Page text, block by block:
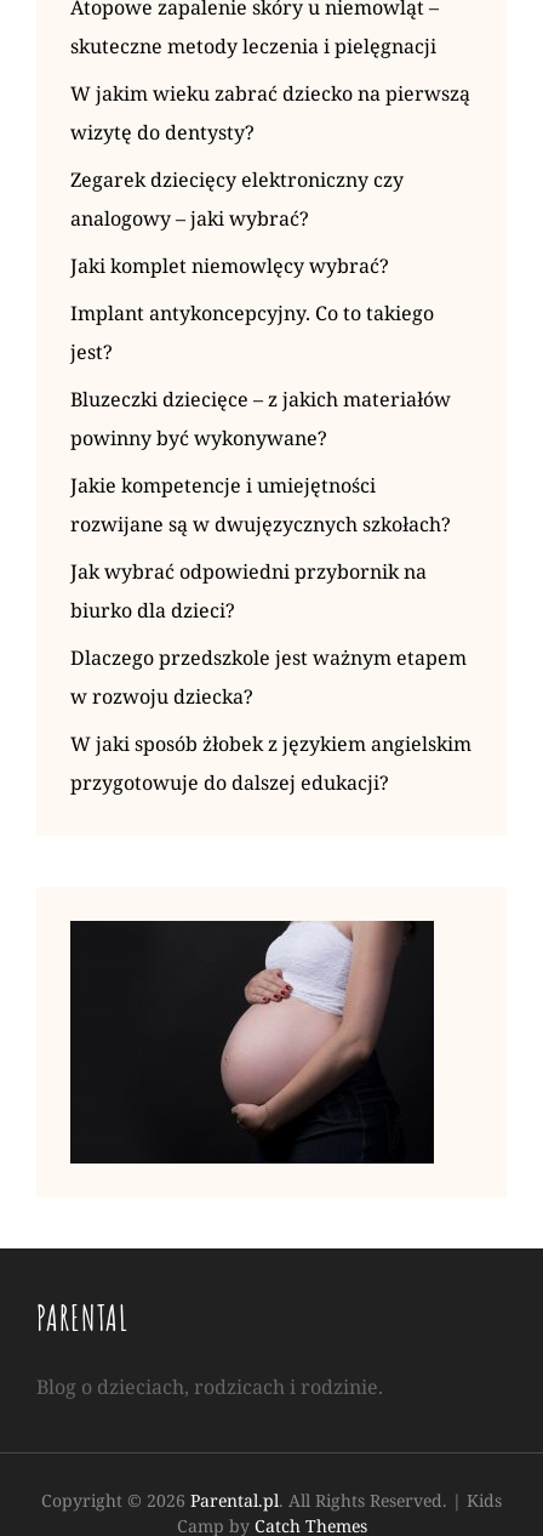
Atopowe zapalenie skóry u niemowląt –
skuteczne metody leczenia i pielęgnacji
W jakim wieku zabrać dziecko na pierwszą
wizytę do dentysty?
Zegarek dziecięcy elektroniczny czy
analogowy – jaki wybrać?
Jaki komplet niemowlęcy wybrać?
Implant antykoncepcyjny. Co to takiego
jest?
Bluzeczki dziecięce – z jakich materiałów
powinny być wykonywane?
Jakie kompetencje i umiejętności
rozwijane są w dwujęzycznych szkołach?
Jak wybrać odpowiedni przybornik na
biurko dla dzieci?
Dlaczego przedszkole jest ważnym etapem
w rozwoju dziecka?
W jaki sposób żłobek z językiem angielskim
przygotowuje do dalszej edukacji?
PARENTAL
Blog o dzieciach, rodzicach i rodzinie.
Copyright © 2026 Parental.pl. All Rights Reserved. | Kids
Camp by Catch Themes